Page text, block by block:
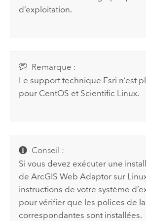
d’exploitation.
Remarque :
Le support technique Esri n’est
pour CentOS et Scientific Linux.
Conseil :
Si vous devez exécuter une
deArcGIS Web Adaptor sur
instructions de votre système
pour vérifier que les polices de
correspondantes sont installées.